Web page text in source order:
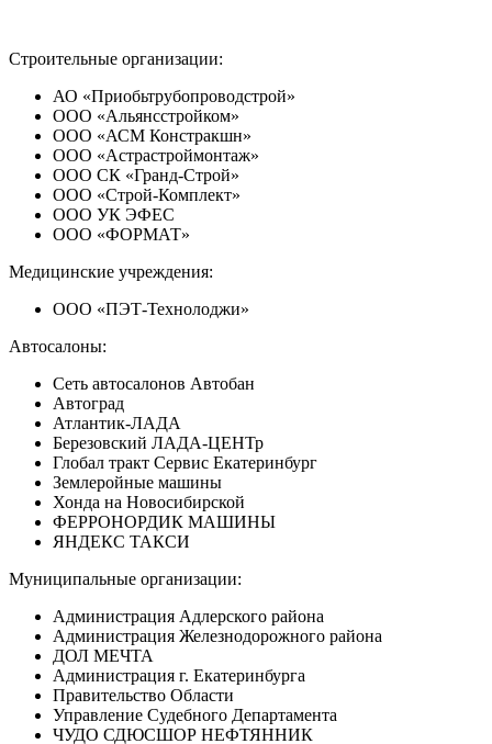
Строительные организации:
АО «Приобьтрубопроводстрой»
ООО «Альянсстройком»
ООО «АСМ Констракшн»
ООО «Астрастроймонтаж»
ООО СК «Гранд-Строй»
ООО «Строй-Комплект»
ООО УК ЭФЕС
ООО «ФОРМАТ»
Медицинские учреждения:
ООО «ПЭТ-Технолоджи»
Автосалоны:
Сеть автосалонов Автобан
Автоград
Атлантик-ЛАДА
Березовский ЛАДА-ЦЕНТр
Глобал тракт Сервис Екатеринбург
Землеройные машины
Хонда на Новосибирской
ФЕРРОНОРДИК МАШИНЫ
ЯНДЕКС ТАКСИ
Муниципальные организации:
Администрация Адлерского района
Администрация Железнодорожного района
ДОЛ МЕЧТА
Администрация г. Екатеринбурга
Правительство Области
Управление Судебного Департамента
ЧУДО СДЮСШОР НЕФТЯННИК